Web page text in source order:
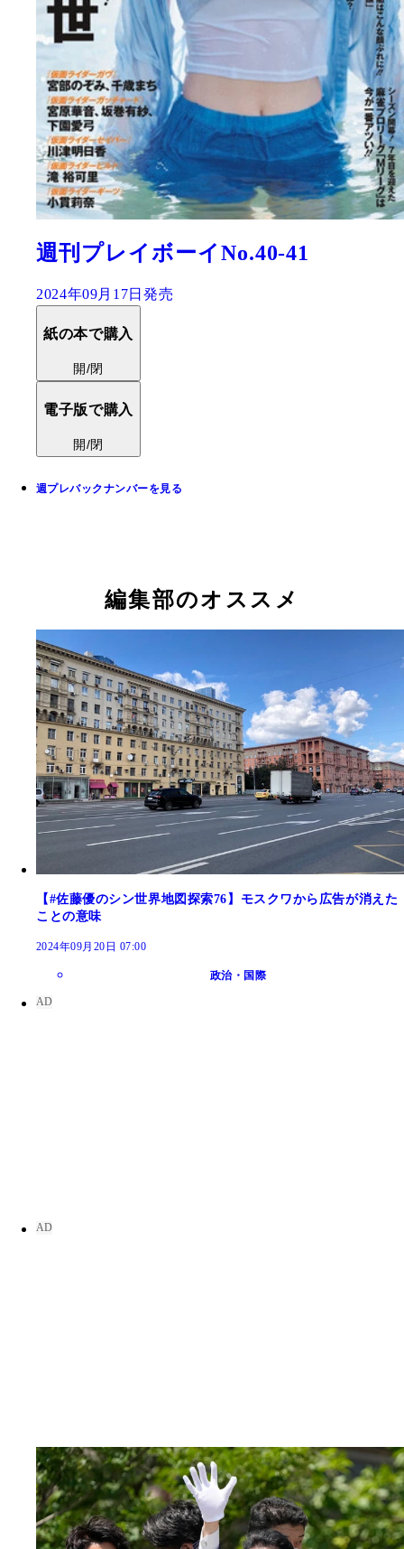
週刊プレイボーイNo.40-41
2024年09月17日発売
紙の本で購入
開/閉
電子版で購入
開/閉
週プレバックナンバーを見る
編集部のオススメ
【#佐藤優のシン世界地図探索76】モスクワから広告が消えた
ことの意味
2024年09月20日 07:00
政治・国際